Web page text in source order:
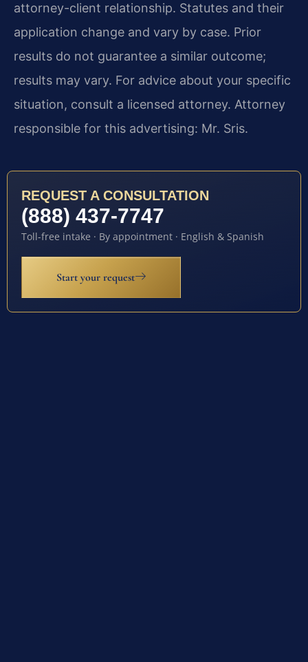
attorney-client relationship. Statutes and their
application change and vary by case. Prior
results do not guarantee a similar outcome;
results may vary. For advice about your specific
situation, consult a licensed attorney. Attorney
responsible for this advertising: Mr. Sris.
REQUEST A CONSULTATION
(888) 437-7747
Toll-free intake · By appointment · English & Spanish
Start your request